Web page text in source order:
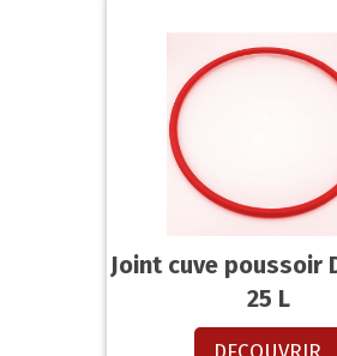
Joint cuve poussoir
25 L